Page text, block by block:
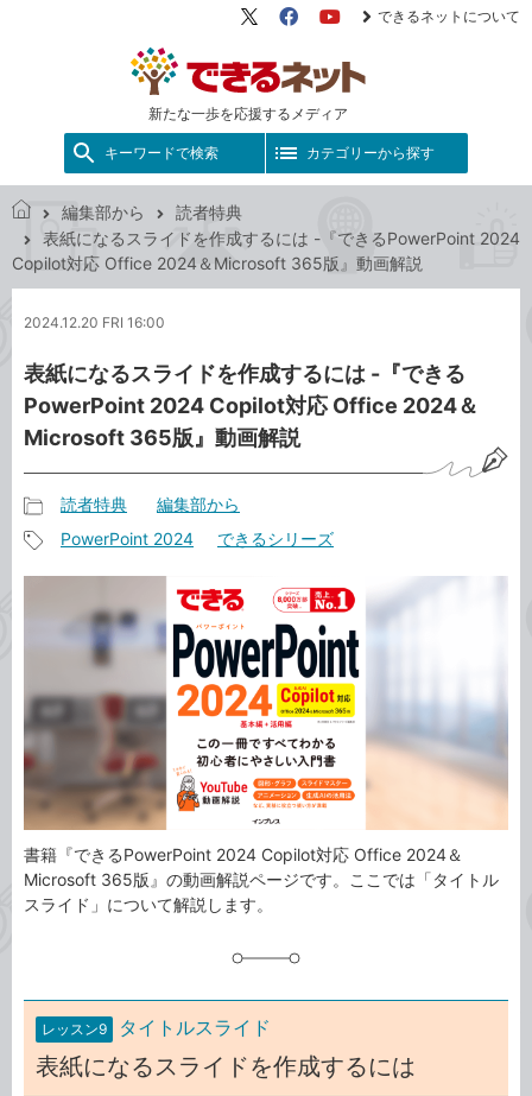
新たな一歩を応援するメディア
X（旧
FacebookYouTube
できるネットについて
キーワードで検索 カテゴリーから探す
で
き
ッ
編集部から
読者特典
表紙になるスライドを作成するには -『できるPowerPoint 2024
Copilot対応 Office 2024＆Microsoft 365版』動画解説
2024.12.20 FRI 16:00
表紙になるスライドを作成するには -『できる
PowerPoint 2024 Copilot対応 Office 2024＆
Microsoft 365版』動画解説
事
カ
読者特典 編集部から
PowerPoint 2024 できるシリーズ
書籍『できるPowerPoint 2024 Copilot対応 Office 2024＆
Microsoft 365版』の動画解説ページです。ここでは「タイトル
スライド」について解説します。
レッスン9 タイトルスライド
表紙になるスライドを作成するには